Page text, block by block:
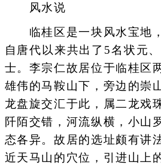
风水说
临桂区是一块风水宝地，
自唐代以来共出了5名状元
士。李宗仁故居位于临桂区
雄伟的马鞍山下，旁边的崇
龙盘旋交汇于此，属二龙戏
阡陌交错，河流纵横，小山
态各异。故居的选址颇有讲
近天马山的穴位，引进山上